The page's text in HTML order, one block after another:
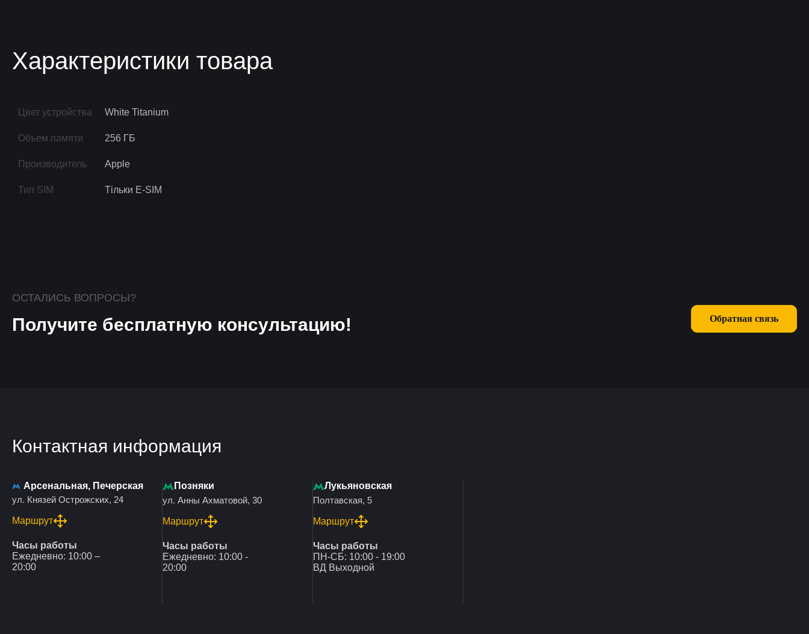
Характеристики товара
Цвет устройства White Titanium
Объем памяти 256 ГБ
Производитель Apple
Тип SIM Тільки E-SIM
ОСТАЛИСЬ ВОПРОСЫ?
Получите бесплатную консультацию! Обратная связь
Контактная информация
Арсенальная, Печерская
ул. Князей Острожских, 24
Маршрут
Часы работы
Ежедневно: 10:00 –
20:00
Позняки
ул. Анны Ахматовой, 30
Маршрут
Часы работы
Ежедневно: 10:00 -
20:00
Лукьяновская
Полтавская, 5
Маршрут
Часы работы
ПН-СБ: 10:00 - 19:00
ВД Выходной